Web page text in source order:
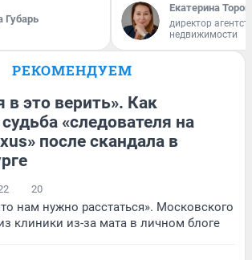
Екатерина
директор
недвижимости
РЕКОМЕНДУЕМ
в это верить». Как
«следователя на
после скандала в
20
нам нужно расстаться». Московского
клиники из-за мата в личном блоге